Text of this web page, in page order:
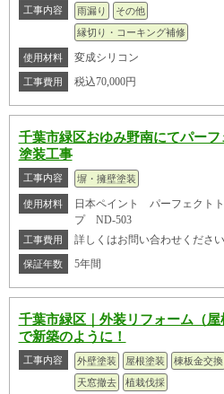
工事内容 雨漏り
その他
縁切り・コーキング補修
使用材料 変成シリコン
工事費用 税込70,000円
千葉市緑区おゆみ野南にてパー
塗装工事
工事内容 塀・擁壁塗装
使用材料
日本ペイント パーフェクト
プ ND-503
工事費用 詳しくはお問い合わせください
保証年数 5年間
千葉市緑区｜外装リフォーム（屋
で新築のように！
工事内容 外壁塗装 屋根塗装
棟板金交換
天窓撤去
植栽伐採